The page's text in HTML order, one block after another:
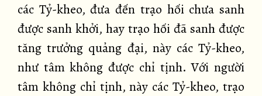
các Tỷ-kheo, đưa đến trạo hối chưa sanh
được sanh khởi, hay trạo hối đã sanh được
tăng trưởng quảng đại, này các Tỷ-kheo,
như tâm không được chỉ tịnh. Với người
tâm không chỉ tịnh, này các Tỷ-kheo, trạo